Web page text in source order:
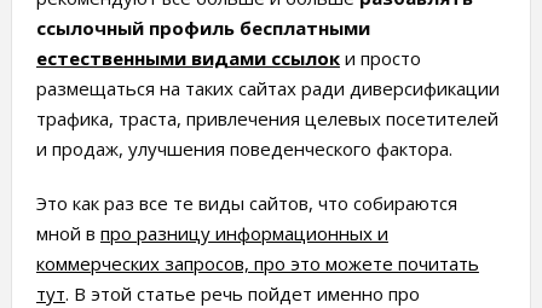
ссылочный профиль бесплатными
естественными видами ссылоки просто
размещаться на таких сайтах ради диверсификации
трафика, траста, привлечения целевых посетителей
и продаж, улучшения поведенческого фактора.
Это как раз все те виды сайтов, что собираются
мной в про разницу информационных и
коммерческих запросов, про это можете почитать
тут. В этой статье речь пойдет именно про